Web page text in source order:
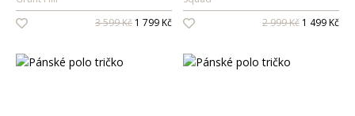
3 599 Kč 1 799 Kč
2 999 Kč 1 499 Kč